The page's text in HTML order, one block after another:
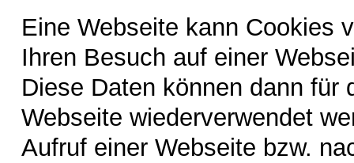
Eine Webseite kann Cookies
Ihren Besuch auf einer
Diese Daten können dann für
Webseite wiederverwendet
Aufruf einer Webseite bzw.